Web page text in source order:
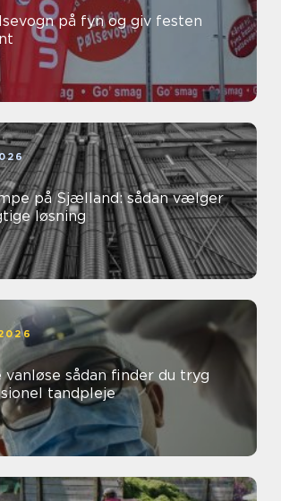
på fyn og giv festen
på Sjælland: sådan vælger
løsning
finder du tryg
tandpleje